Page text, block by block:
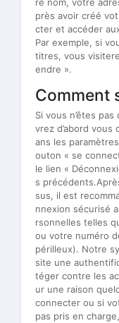
près avoir créé
cter et accéder
Par exemple, si
titres, vous
endre ».
Comment
Si vous n’êtes
vrez d’abord
ans les
outon « se
le lien «
s
sus, il est
nnexion sécurisé
rsonnelles telles
ou votre numéro
périlleux). Notre
site une
téger contre les
ur une raison
connecter ou si
pas pris en